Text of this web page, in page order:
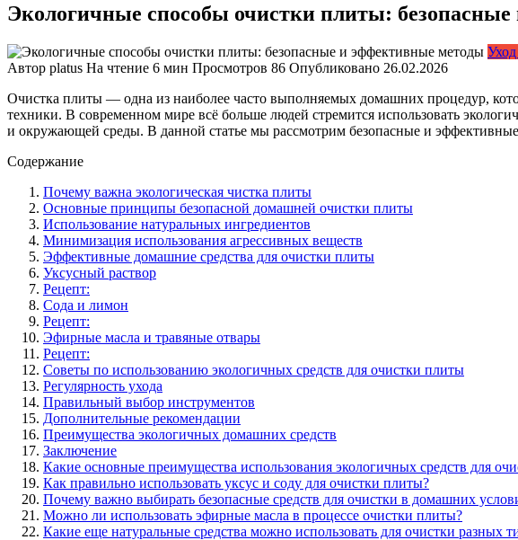
Экологичные способы очистки плиты:
Автор platus На чтение 6 мин Просмотров 86 Опубликовано 26.02.2026
Очистка плиты — одна из наиболее часто выполняемых домашних процедур,
техники. В современном мире всё больше людей стремится использовать
и окружающей среды. В данной статье мы рассмотрим безопасные и
Содержание
Почему важна экологическая чистка плиты
Основные принципы безопасной домашней очистки плиты
Использование натуральных ингредиентов
Минимизация использования агрессивных веществ
Эффективные домашние средства для очистки плиты
Уксусный раствор
Рецепт:
Сода и лимон
Рецепт:
Эфирные масла и травяные отвары
Рецепт:
Советы по использованию экологичных средств для очистки плиты
Регулярность ухода
Правильный выбор инструментов
Дополнительные рекомендации
Преимущества экологичных домашних средств
Заключение
Какие основные преимущества использования экологичных средств для
Как правильно использовать уксус и соду для очистки плиты?
Почему важно выбирать безопасные средств для очистки в домашних
Можно ли использовать эфирные масла в процессе очистки плиты?
Какие еще натуральные средства можно использовать для очистки разных